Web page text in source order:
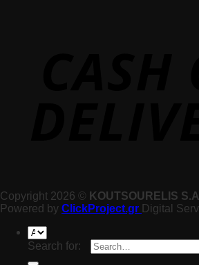
Copyright 2026 © KOUTSOURELIS
Powered by ClickProject.gr Digital
Search for: